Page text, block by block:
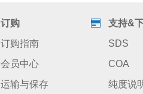
订购
订购指南
会员中心
运输与保存
支持&
SDS
COA
纯度说